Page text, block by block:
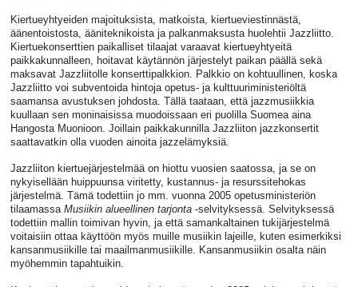
Kiertueyhtyeiden majoituksista, matkoista, kiertueviestinnästä,
äänentoistosta, ääniteknikoista ja palkanmaksusta huolehtii Jazzliitto.
Kiertuekonserttien paikalliset tilaajat varaavat kiertueyhtyeitä
paikkakunnalleen, hoitavat käytännön järjestelyt paikan päällä sekä
maksavat Jazzliitolle konserttipalkkion. Palkkio on kohtuullinen, koska
Jazzliitto voi subventoida hintoja opetus- ja kulttuuriministeriöltä
saamansa avustuksen johdosta. Tällä taataan, että jazzmusiikkia
kuullaan sen moninaisissa muodoissaan eri puolilla Suomea aina
Hangosta Muonioon. Joillain paikkakunnilla Jazzliiton jazzkonsertit
saattavatkin olla vuoden ainoita jazzelämyksiä.
Jazzliiton kiertuejärjestelmää on hiottu vuosien saatossa, ja se on
nykyisellään huippuunsa viritetty, kustannus- ja resurssitehokas
järjestelmä. Tämä todettiin jo mm. vuonna 2005 opetusministeriön
tilaamassa Musiikin alueellinen tarjonta-selvityksessä. Selvityksessä
todettiin mallin toimivan hyvin, ja että samankaltainen tukijärjestelmä
voitaisiin ottaa käyttöön myös muille musiikin lajeille, kuten esimerkiksi
kansanmusiikille tai maailmanmusiikille. Kansanmusiikin osalta näin
myöhemmin tapahtuikin.